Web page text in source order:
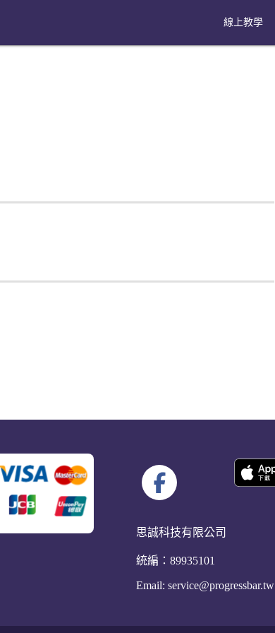
線上教學
思誠科技有限公司
統編：89935101
Email: service@progressbar.tw